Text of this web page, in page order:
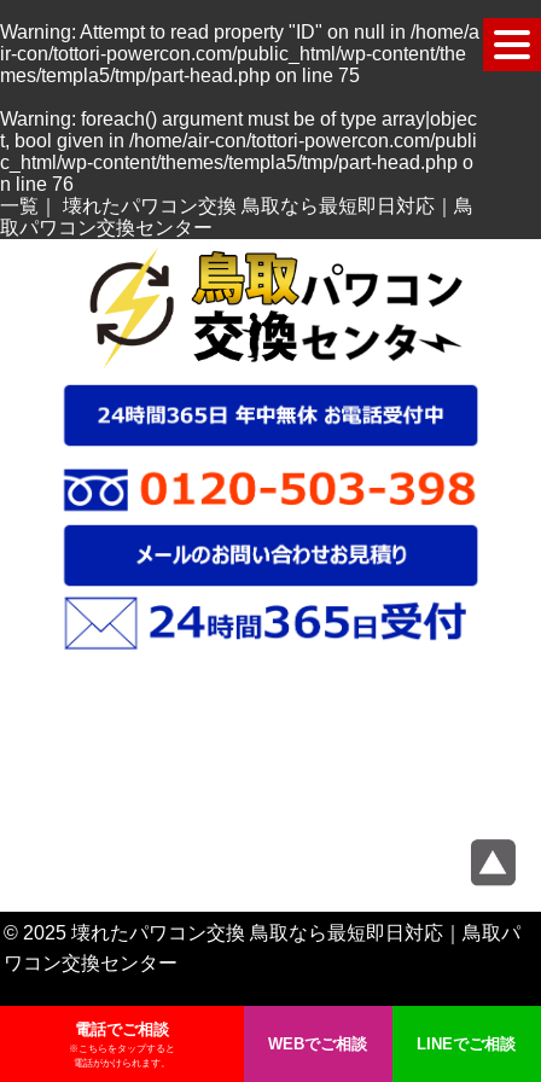
Warning: Attempt to read property "ID" on null in /home/a
ir-con/tottori-powercon.com/public_html/wp-content/the
mes/templa5/tmp/part-head.php on line 75
Warning: foreach() argument must be of type array|objec
t, bool given in /home/air-con/tottori-powercon.com/publi
c_html/wp-content/themes/templa5/tmp/part-head.php o
n line 76
一覧｜ 壊れたパワコン交換 鳥取なら最短即日対応｜鳥
取パワコン交換センター
© 2025 壊れたパワコン交換 鳥取なら最短即日対応｜鳥取パ
ワコン交換センター
電話でご相談
※こちらをタップすると
電話がかけられます。
WEBでご相談 LINEでご相談